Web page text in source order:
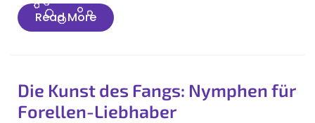
Read MoreRead
More
Die Kunst des Fangs: Nymphen für
Forellen-Liebhaber